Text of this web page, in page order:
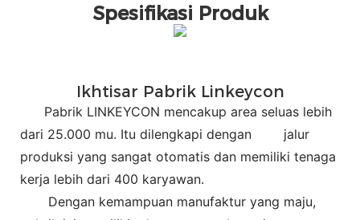
Spesifikasi Produk
Ikhtisar Pabrik Linkeycon
Pabrik LINKEYCON mencakup area seluas lebih
dari 25.000 mu. Itu dilengkapi dengan
jalur
produksi yang sangat otomatis dan memiliki tenaga
kerja lebih dari 400 karyawan.
Dengan kemampuan manufaktur yang maju,